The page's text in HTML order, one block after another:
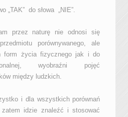
„TAK” do słowa „NIE”.
przez naturę nie odnosi się
porównywanego, ale
form życia fizycznego jak i do
wyobraźni pojęć
między ludzkich.
i dla wszystkich porównań
idzie znaleźć i stosować